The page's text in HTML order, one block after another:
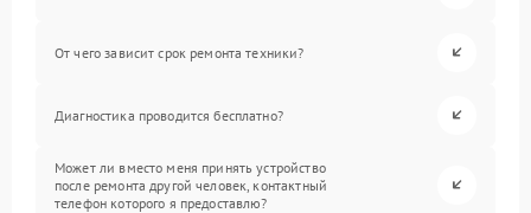
От чего зависит срок ремонта техники?
Диагностика проводится бесплатно?
Может ли вместо меня принять устройство
после ремонта другой человек, контактный
телефон которого я предоставлю?